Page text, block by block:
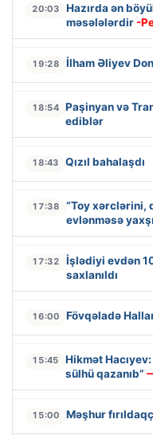
20:03
Hazırda ən
məsələlərdir -
19:28 İlham Əliyev
18:54 Paşinyan və
ediblər
18:43 Qızıl bahalaşdı
17:38
“Toy xərclərini,
evlənməsə
17:32
İşlədiyi evdən
saxlanıldı
16:00 Fövqəladə
15:45
Hikmət
sülhü qazanıb”
15:00 Məşhur